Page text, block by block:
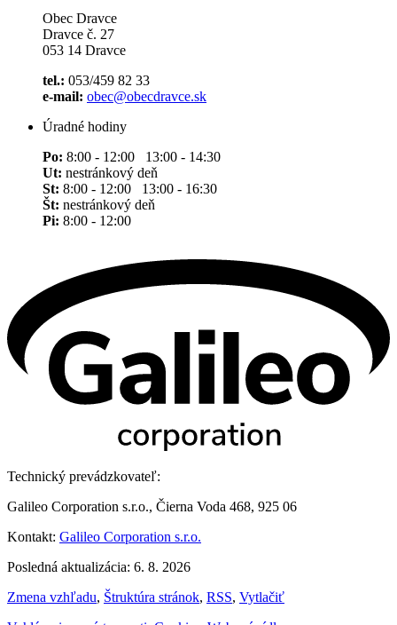
Obec Dravce
Dravce č. 27
053 14 Dravce
tel.: 053/459 82 33
e-mail: obec@obecdravce.sk
Úradné hodiny
Po: 8:00 - 12:00 13:00 - 14:30
Ut: nestránkový deň
St: 8:00 - 12:00 13:00 - 16:30
Št: nestránkový deň
Pi: 8:00 - 12:00
Technický prevádzkovateľ:
Galileo Corporation s.r.o., Čierna Voda 468, 925 06
Kontakt: Galileo Corporation s.r.o.
Posledná aktualizácia: 6. 8. 2026
Zmena vzhľadu, Štruktúra stránok, RSS, Vytlačiť